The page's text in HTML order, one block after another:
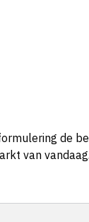
de
van vandaag.